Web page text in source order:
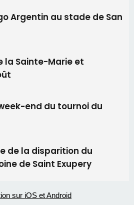
Argentin au stade de San
la Sainte-Marie et
end du tournoi du
de la disparition du
de Saint Exupery